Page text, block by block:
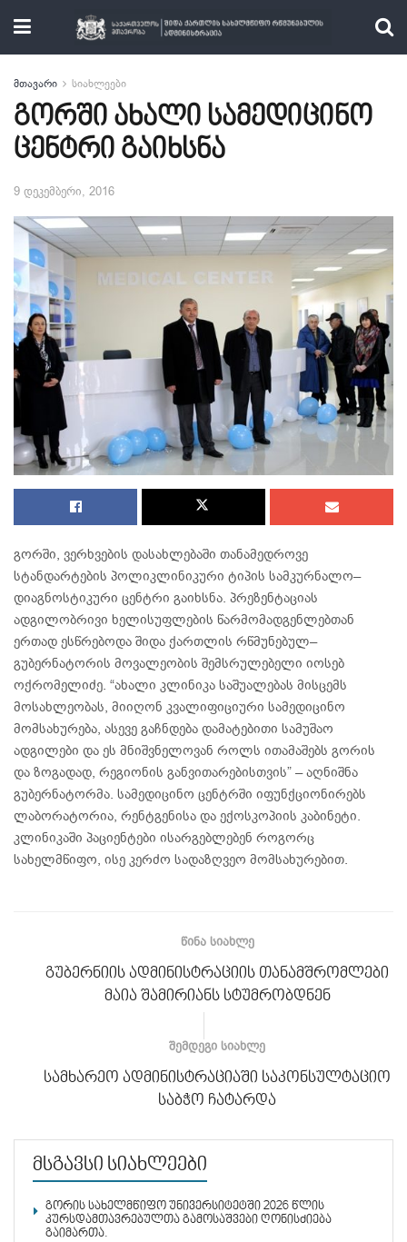
მთავარი სიახლეები
გორში ახალი სამედიცინო
ცენტრი გაიხსნა
9 დეკემბერი, 2016
გორში, ვერხვების დასახლებაში თანამედროვე
სტანდარტების პოლიკლინიკური ტიპის სამკურნალო–
დიაგნოსტიკური ცენტრი გაიხსნა. პრეზენტაციას
ადგილობრივი ხელისუფლების წარმომადგენლებთან
ერთად ესწრებოდა შიდა ქართლის რწმუნებულ–
გუბერნატორის მოვალეობის შემსრულებელი იოსებ
ოქრომელიძე. “ახალი კლინიკა საშუალებას მისცემს
მოსახლეობას, მიიღონ კვალიფიციური სამედიცინო
მომსახურება, ასევე გაჩნდება დამატებითი სამუშაო
ადგილები და ეს მნიშვნელოვან როლს ითამაშებს გორის
და ზოგადად, რეგიონის განვითარებისთვის” – აღნიშნა
გუბერნატორმა. სამედიცინო ცენტრში იფუნქციონირებს
ლაბორატორია, რენტგენისა და ექოსკოპიის კაბინეტი.
კლინიკაში პაციენტები ისარგებლებენ როგორც
სახელმწიფო, ისე კერძო სადაზღვეო მომსახურებით.
ᲬᲘᲜᲐ ᲡᲘᲐᲮᲚᲔ
გუბერნიის ადმინისტრაციის თანამშრომლები
მაია შამირიანს სტუმრობდნენ
ᲨᲔᲛᲓᲔᲒᲘ ᲡᲘᲐᲮᲚᲔ
სამხარეო ადმინისტრაციაში საკონსულტაციო
საბჭო ჩატარდა
მსგავსი სიახლეები
გორის სახელმწიფო უნივერსიტეტში 2026 წლის
კურსდამთავრებულთა გამოსაშვები ღონისძიება
გაიმართა.